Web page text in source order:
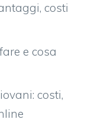
costi
e cosa
costi,